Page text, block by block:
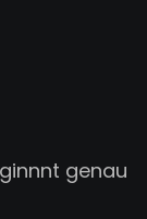
genau